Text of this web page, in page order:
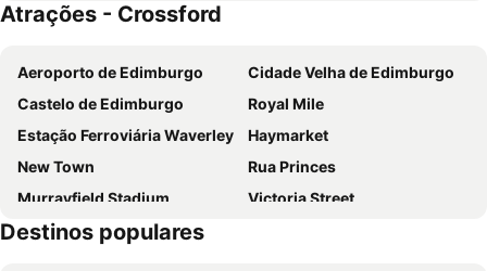
Delta Hotels Edinburgh
Holiday Inn Express Edinburgh Airport by IHG
Hampton by Hilton Edinburgh Airport
Leonardo Edinburgh Murrayfield
Dakota Edinburgh
Boreland Lodge Hotel
Mercure Livingston Hotel
Toby Carvery Edinburgh West by Innkeeper's Collection
Twin Lions Hotel
Richmond Park Hotel
Gothenburg Hotel
Travelodge Dunfermline
Atrações - Crossford
Aeroporto de Edimburgo
Cidade Velha de Edimburgo
Castelo de Edimburgo
Royal Mile
Estação Ferroviária Waverley
Haymarket
New Town
Rua Princes
Murrayfield Stadium
Victoria Street
Grassmarket
Destinos populares